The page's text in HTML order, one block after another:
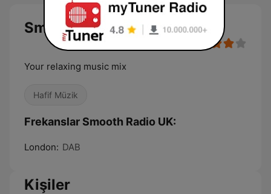
Smooth Radio UK
Your relaxing music mix
Hafif Müzik
Frekanslar Smooth Radio UK:
London: DAB
Kişiler